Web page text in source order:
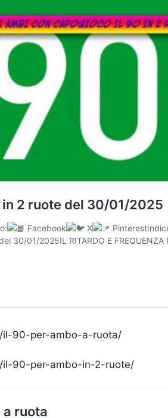
90-per-ambo-a-ruota/
90-per-ambo-in-2-ruote/